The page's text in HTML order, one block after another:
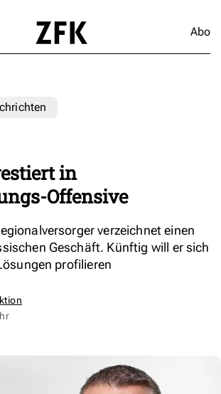
Abo
in
Offensive
verzeichnet einen
Geschäft. Künftig will er sich
profilieren